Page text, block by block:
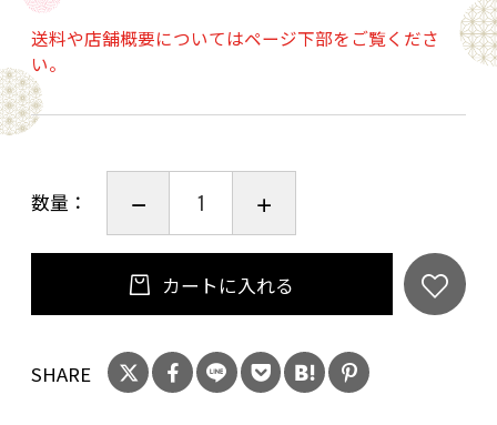
送料や店舗概要についてはページ下部をご覧くださ
い。
数量：
カートに入れる
SHARE